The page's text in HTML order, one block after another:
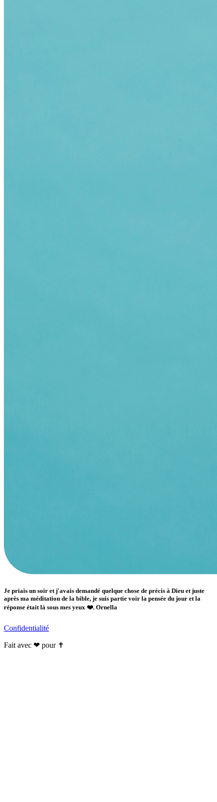
Je priais un soir et j'avais demandé quelque chose de précis à Dieu et juste
après ma méditation de la bible, je suis partie voir la pensée du jour et la
réponse était là sous mes yeux ❤️. Ornella
Confidentialité
Fait avec ❤ pour ✝️️